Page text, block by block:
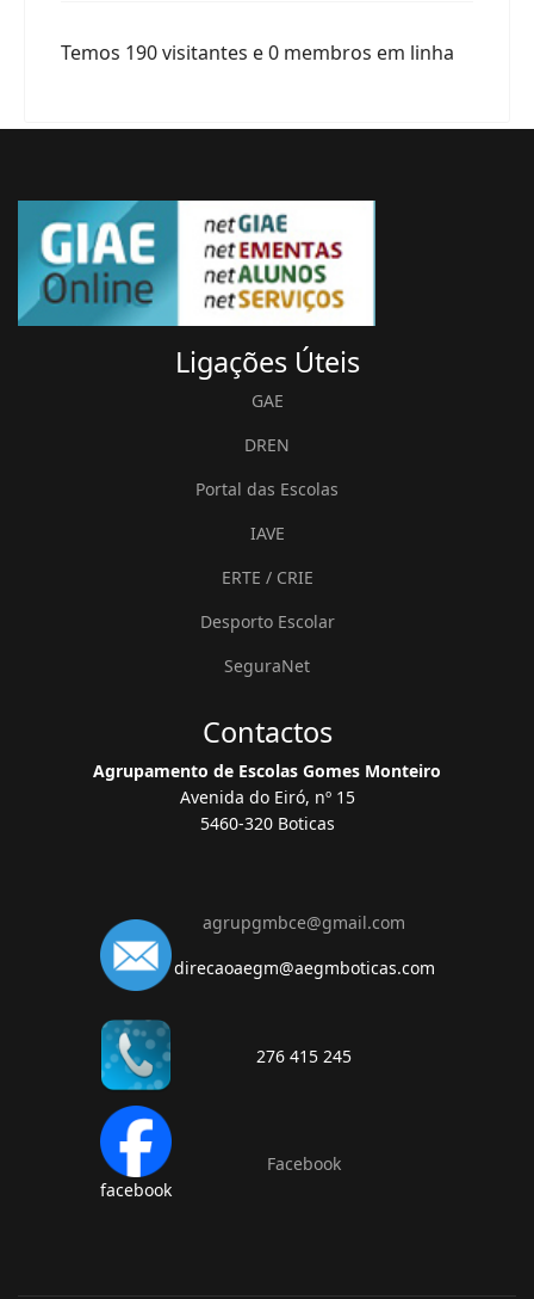
Temos 190 visitantes e 0 membros em linha
LigaçõesÚteis
GAE
DREN
Portal das Escolas
IAVE
ERTE / CRIE
Desporto Escolar
SeguraNet
Contactos
Agrupamento de Escolas Gomes Monteiro
Avenida do Eiró, nº 15
5460-320 Boticas
agrupgmbce@gmail.com
direcaoaegm@aegmboticas.com
276 415 245
facebook
Facebook